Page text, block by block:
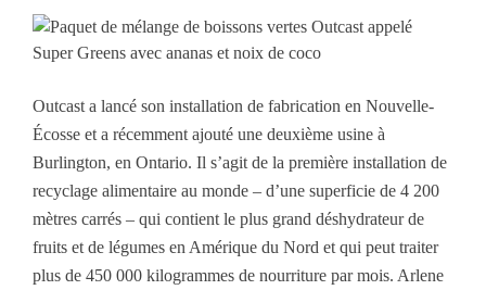
Outcast a lancé son installation de fabrication en Nouvelle-
Écosse et a récemment ajouté une deuxième usine à
Burlington, en Ontario. Il s’agit de la première installation de
recyclage alimentaire au monde – d’une superficie de 4 200
mètres carrés – qui contient le plus grand déshydrateur de
fruits et de légumes en Amérique du Nord et qui peut traiter
plus de 450 000 kilogrammes de nourriture par mois. Arlene